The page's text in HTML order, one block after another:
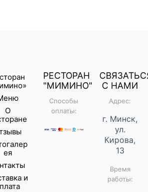
О
ея
и
РЕСТОРАН
"МИМИНО"
Способы
оплаты:
С НАМИ
Адрес:
г. Минск,
ул.
Кирова,
13
Время
работы: